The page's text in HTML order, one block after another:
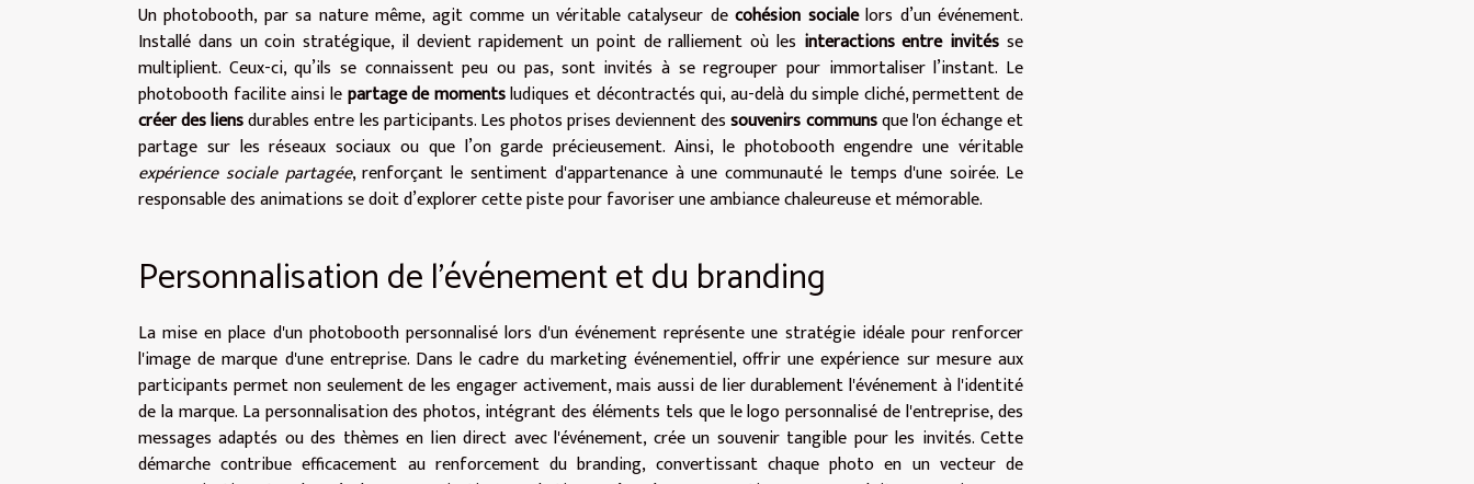
Un photobooth, par sa nature même, agit comme un véritable catalyseur decohésion socialelors d’un événement.
Installé dans un coin stratégique, il devient rapidement un point de ralliement où les interactions entre invités se
multiplient. Ceux-ci, qu’ils se connaissent peu ou pas, sont invités à se regrouper pour immortaliser l’instant. Le
photobooth facilite ainsi lepartage de momentsludiques et décontractés qui, au-delà du simple cliché, permettent de
créer des liensdurables entre les participants. Les photos prises deviennent dessouvenirs communsque l'on échange et
partage sur les réseaux sociaux ou que l’on garde précieusement. Ainsi, le photobooth engendre une véritable
expérience sociale partagée, renforçant le sentiment d'appartenance à une communauté le temps d'une soirée. Le
responsable des animations se doit d’explorer cette piste pour favoriser une ambiance chaleureuse et mémorable.
Personnalisation de l'événement et du branding
La mise en place d'un photobooth personnalisé lors d'un événement représente une stratégie idéale pour renforcer
l'image de marque d'une entreprise. Dans le cadre du marketing événementiel, offrir une expérience sur mesure aux
participants permet non seulement de les engager activement, mais aussi de lier durablement l'événement à l'identité
de la marque. La personnalisation des photos, intégrant des éléments tels que le logo personnalisé de l'entreprise, des
messages adaptés ou des thèmes en lien direct avec l'événement, crée un souvenir tangible pour les invités. Cette
démarche contribue efficacement au renforcement du branding, convertissant chaque photo en un vecteur de